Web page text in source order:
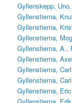
Gyllenskepp,
Gyllenstierna,
Gyllenstierna,
Gyllenstierna,
Gyllenstierna, A.,
Gyllenstierna,
Gyllenstierna,
Gyllenstierna,
Gyllenstierna,